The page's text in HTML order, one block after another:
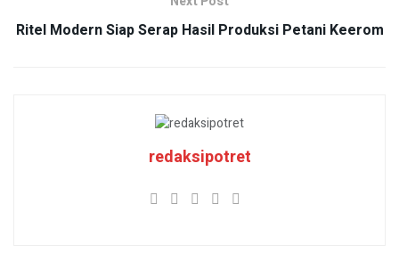
Ritel Modern Siap Serap Hasil Produksi Petani Keerom
redaksipotret